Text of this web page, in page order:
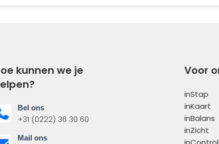
kunnen we je
Bel ons
+31 (0222) 36 30 60
Mail ons
Voor
inStap
inKaart
inBalans
inZicht